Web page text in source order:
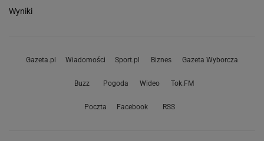
Wyniki
Gazeta.pl Wiadomości Sport.pl Biznes Gazeta Wyborcza
Buzz Pogoda Wideo Tok.FM
Poczta Facebook RSS